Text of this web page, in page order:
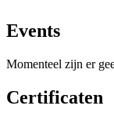
Events
Momenteel zijn er
Certificaten